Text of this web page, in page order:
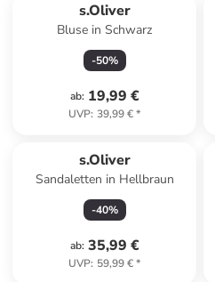
s.Oliver
Bluse in Schwarz
-50%
ab: 19,99 €
UVP: 39,99 €*
s.Oliver
Sandaletten in Hellbraun
-40%
ab: 35,99 €
UVP: 59,99 €*